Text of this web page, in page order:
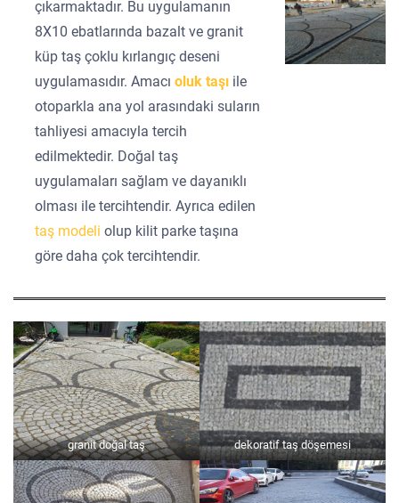
çıkarmaktadır. Bu uygulamanın
8X10 ebatlarında bazalt ve granit
küp taş çoklu kırlangıç deseni
uygulamasıdır. Amacıoluk taşı ile
otoparkla ana yol arasındaki suların
tahliyesi amacıyla tercih
edilmektedir. Doğal taş
uygulamaları sağlam ve dayanıklı
olması ile tercihtendir. Ayrıca edilen
taş modeliolup kilit parke taşına
göre daha çok tercihtendir.
granit doğal taş dekoratif taş döşemesi